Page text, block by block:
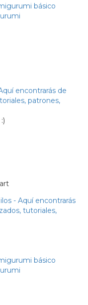
básico
básico